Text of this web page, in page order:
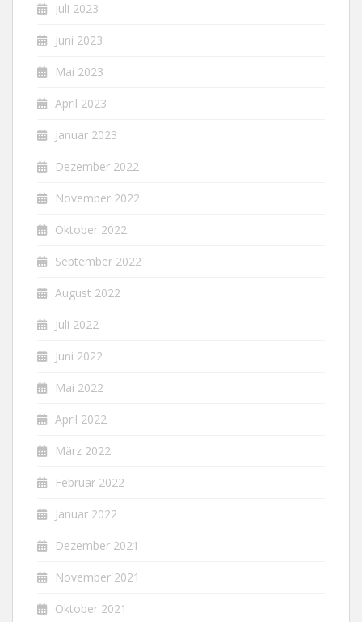
Juli 2023
Juni 2023
Mai 2023
April 2023
Januar 2023
Dezember 2022
November 2022
Oktober 2022
September 2022
August 2022
Juli 2022
Juni 2022
Mai 2022
April 2022
März 2022
Februar 2022
Januar 2022
Dezember 2021
November 2021
Oktober 2021